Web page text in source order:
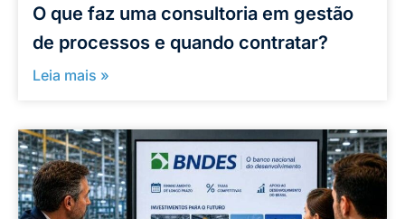
O que faz uma consultoria em gestão
de processos e quando contratar?
Leia mais »